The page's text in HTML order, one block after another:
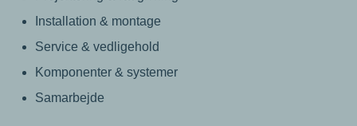
Installation & montage
Service & vedligehold
Komponenter & systemer
Samarbejde